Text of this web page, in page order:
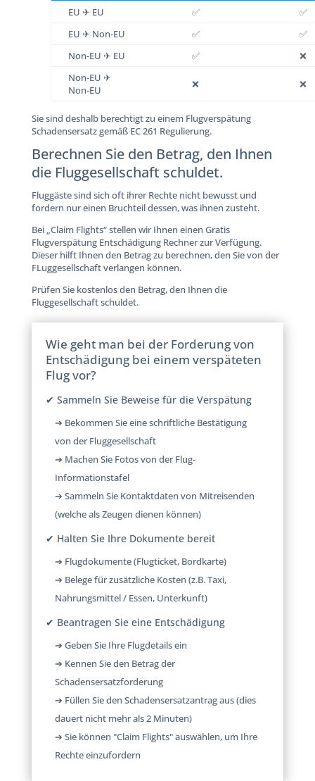
EU ✈ EU ✅
✅
EU ✈ Non-EU
✅
✅
Non-EU ✈ EU
✅
❌
Non-EU ✈
Non-EU
❌ ❌
Sie sind deshalb berechtigt zu einem Flugverspätung
Schadensersatz gemäß EC 261 Regulierung.
Berechnen Sie den Betrag, den Ihnen
die Fluggesellschaft schuldet.
Fluggäste sind sich oft ihrer Rechte nicht bewusst und
fordern nur einen Bruchteil dessen, was ihnen zusteht.
Bei „Claim Flights“ stellen wir Ihnen einen Gratis
Flugverspätung Entschädigung Rechner zur Verfügung.
Dieser hilft Ihnen den Betrag zu berechnen, den Sie von der
FLuggesellschaft verlangen können.
Prüfen Sie kostenlos den Betrag, den Ihnen die
Fluggesellschaft schuldet.
Wie geht man bei der Forderung von
Entschädigung bei einem verspäteten
Flug vor?
✔ Sammeln Sie Beweise für die Verspätung
➔ Bekommen Sie eine schriftliche Bestätigung
von der Fluggesellschaft
➔ Machen Sie Fotos von der Flug-
Informationstafel
➔ Sammeln Sie Kontaktdaten von Mitreisenden
(welche als Zeugen dienen können)
✔ Halten Sie Ihre Dokumente bereit
➔ Flugdokumente (Flugticket, Bordkarte)
➔ Belege für zusätzliche Kosten (z.B. Taxi,
Nahrungsmittel / Essen, Unterkunft)
✔ Beantragen Sie eine Entschädigung
➔ Geben Sie Ihre Flugdetails ein
➔ Kennen Sie den Betrag der
Schadensersatzforderung
➔ Füllen Sie den Schadensersatzantrag aus (dies
dauert nicht mehr als 2 Minuten)
➔ Sie können "Claim Flights" auswählen, um Ihre
Rechte einzufordern